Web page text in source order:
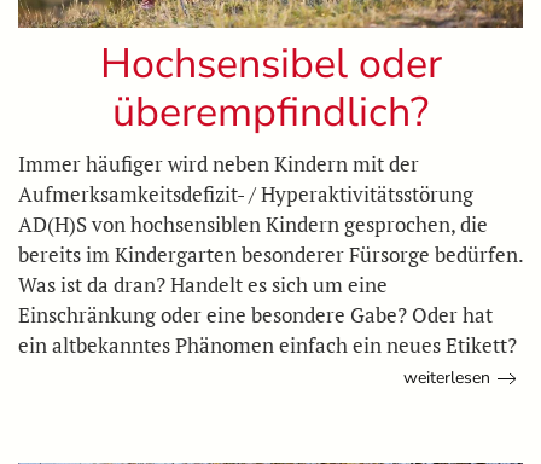
Hochsensibel oder
überempfindlich?
Immer häufiger wird neben Kindern mit der
Aufmerksamkeitsdefizit- / Hyperaktivitätsstörung
AD(H)S von hochsensiblen Kindern gesprochen, die
bereits im Kindergarten besonderer Fürsorge bedürfen.
Was ist da dran? Handelt es sich um eine
Einschränkung oder eine besondere Gabe? Oder hat
ein altbekanntes Phänomen einfach ein neues Etikett?
weiterlesen